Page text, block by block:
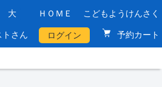
大 ＨＯＭＥ こどもようけんさく
トさん ログイン 予約カート